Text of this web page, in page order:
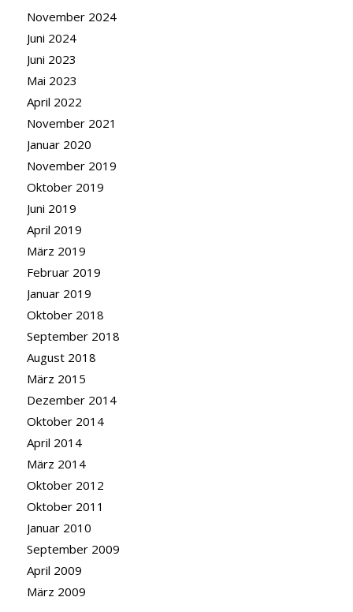
November 2024
Juni 2024
Juni 2023
Mai 2023
April 2022
November 2021
Januar 2020
November 2019
Oktober 2019
Juni 2019
April 2019
März 2019
Februar 2019
Januar 2019
Oktober 2018
September 2018
August 2018
März 2015
Dezember 2014
Oktober 2014
April 2014
März 2014
Oktober 2012
Oktober 2011
Januar 2010
September 2009
April 2009
März 2009